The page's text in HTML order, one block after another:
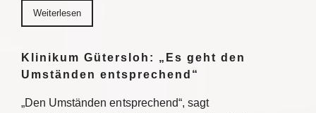
Weiterlesen
Klinikum Gütersloh: „Es geht den
Umständen entsprechend“
„Den Umständen entsprechend“, sagt